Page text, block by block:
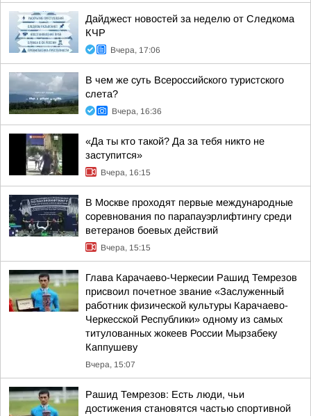
Дайджест новостей за неделю от Следкома
КЧР
Вчера, 17:06
В чем же суть Всероссийского туристского
слета?
Вчера, 16:36
«Да ты кто такой? Да за тебя никто не
заступится»
Вчера, 16:15
В Москве проходят первые международные
соревнования по парапауэрлифтингу среди
ветеранов боевых действий
Вчера, 15:15
Глава Карачаево-Черкесии Рашид Темрезов
присвоил почетное звание «Заслуженный
работник физической культуры Карачаево-
Черкесской Республики» одному из самых
титулованных жокеев России Мырзабеку
Каппушеву
Вчера, 15:07
Рашид Темрезов: Есть люди, чьи
достижения становятся частью спортивной